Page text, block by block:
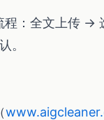
程：全文上传
。